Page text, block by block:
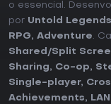
o essencial.
por Untold Legends
RPG, Adventure.
Shared/Split
Sharing, Co-op,
Single-player,
Achievements,